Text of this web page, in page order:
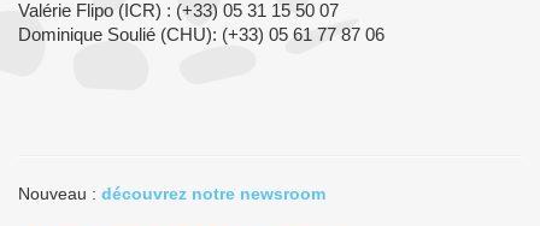
Valérie Flipo (ICR) : (+33) 05 31 15 50 07
Dominique Soulié (CHU): (+33) 05 61 77 87 06
Nouveau : découvrez notre newsroom